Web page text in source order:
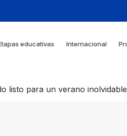
educativas Internacional
listo para un verano